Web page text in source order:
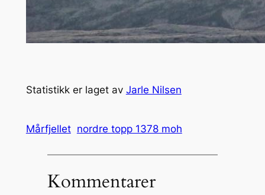
Statistikk er laget av Jarle Nilsen
Mårfjellet nordre topp 1378 moh
Kommentarer